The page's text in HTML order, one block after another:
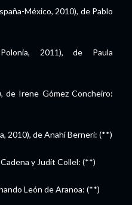
México, 2010), de Pablo
Polonia, 2011), de Paula
de Irene Gómez Concheiro:
2010), de Anahí Berneri: (**)
y Judit Collel: (**)
León de Aranoa: (**)